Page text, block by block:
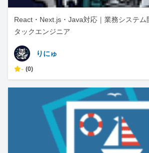
React・Next.js・Java対応｜業務システム
タックエンジニア
りにゅ
- (0)